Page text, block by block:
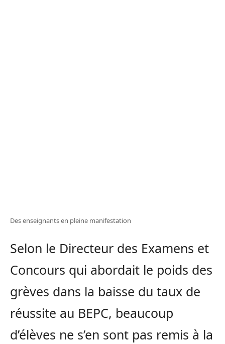
Des enseignants en pleine manifestation
Selon le Directeur des Examens et
Concours qui abordait le poids des
grèves dans la baisse du taux de
réussite au BEPC, beaucoup
d’élèves ne s’en sont pas remis à la